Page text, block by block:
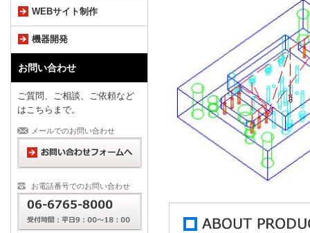
WEBサイト制作
機器開発
お問い合わせ
ご質問、ご相談、ご依頼など
はこちらまで。
メールでのお問い合わせ
お電話番号でのお問い合わせ